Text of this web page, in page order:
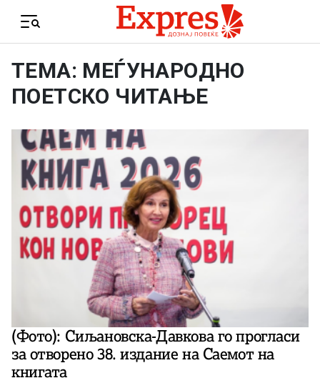
Menu
ТЕМА: МЕЃУНАРОДНО
ПОЕТСКО ЧИТАЊЕ
(Фото): Сиљановска-Давкова го прогласи
за отворено 38. издание на Саемот на
книгата